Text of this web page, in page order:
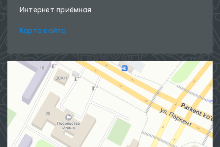
Интернет приёмная
Карта сайта